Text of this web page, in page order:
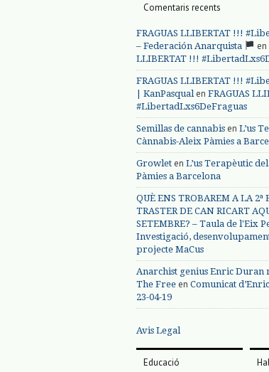
Comentaris recents
FRAGUAS LLIBERTAT !!!
– Federación Anarquista
en
LLIBERTAT !!!
FRAGUAS LLIBERTAT !!!
| KanPasqualen FRAGUAS
#LibertadLxs6DeFraguas
Semillas de cannabis en L’us
Cànnabis-Aleix Pàmies a
Growlet en L’us Terapèutic
Pàmies a Barcelona
QUÈ ENS TROBAREM A LA 2ª
TRASTER DE CAN RICART
SETEMBRE? – Taula de l'Eix
Investigació,
projecte MaCus
Anarchist genius Enric Duran
The Free en Comunicat
23-04-19
Avis Legal
Educació